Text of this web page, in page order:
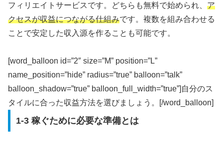
フィリエイトサービスです。どちらも無料で始められ、 ア
クセスが収益につながる仕組みです。複数を組み合わせる
ことで安定した収入源を作ることも可能です。
[word_balloon id=”2″ size=”M” position=”L”
name_position=”hide” radius=”true” balloon=”talk”
balloon_shadow=”true” balloon_full_width=”true”]自分のス
タイルに合った収益方法を選びましょう。[/word_balloon]
1-3 稼ぐために必要な準備とは